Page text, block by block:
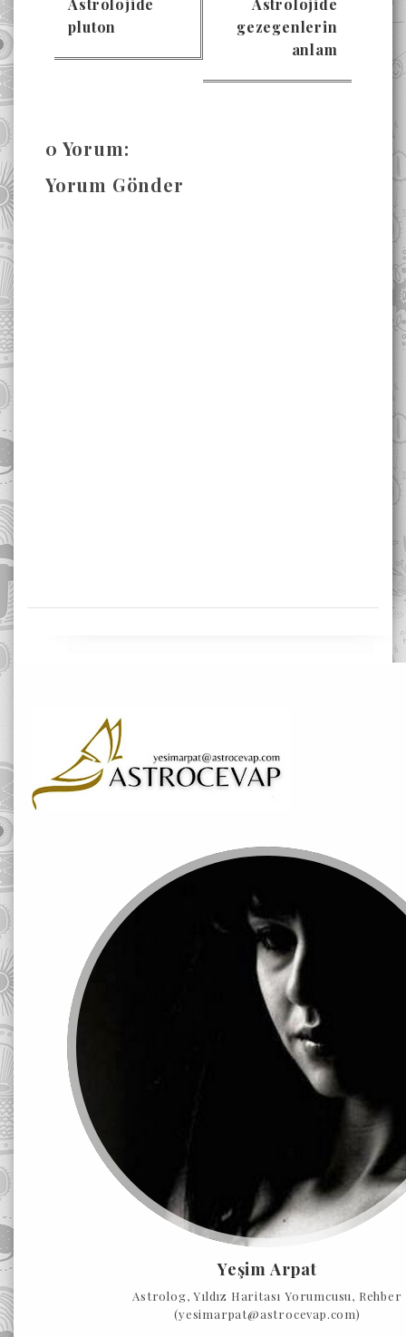
Astrolojide
pluton
Astrolojide
gezegenlerin
anlam
0 Yorum:
Yorum Gönder
Yeşim Arpat
Astrolog, Yıldız Haritası Yorumcusu, Rehber
(yesimarpat@astrocevap.com)